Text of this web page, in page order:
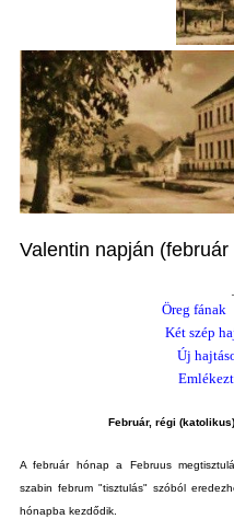
Valentin napján (február
Öreg fának
Két szép
Új
Február, régi
A február hónap a Februus
szabin februm "tisztulás" szóból
hónapba kezdődik.